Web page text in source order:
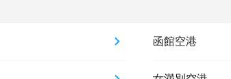
函館空港